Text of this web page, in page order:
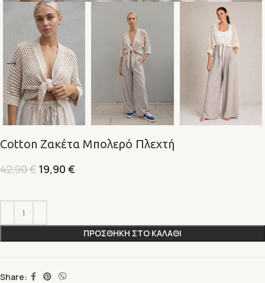
Cotton Ζακέτα Μπολερό Πλεχτή
42,90€ 19,90 €
ΠΡΟΣΘΗΚΗ ΣΤΟ ΚΑΛΑΘΙ
Share: